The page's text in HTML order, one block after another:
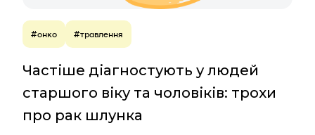
#онко #травлення
Частіше діагностують у людей
старшого віку та чоловіків: трохи
про рак шлунка